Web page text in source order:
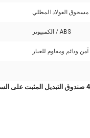
ABS / الكمبيوتر
آمن ودائم ومقاوم للغبار